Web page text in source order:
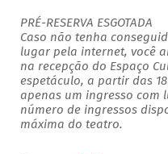
PRÉ-RESERVA ESGOTADA
Caso não tenha
lugar pela internet, você
na recepção do Espaço
espetáculo, a partir das
apenas um ingresso com
número de ingressos
máxima do teatro.